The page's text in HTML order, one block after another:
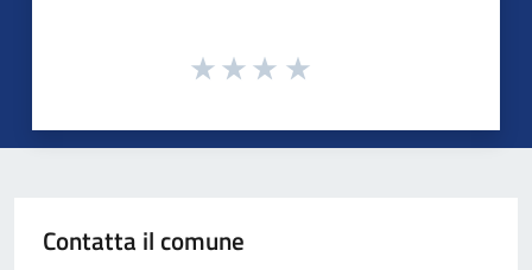
Contatta il comune